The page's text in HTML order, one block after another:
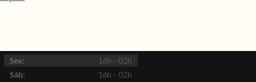
Seg:
Sex:
16h – 02h
Sáb:
16h – 02h